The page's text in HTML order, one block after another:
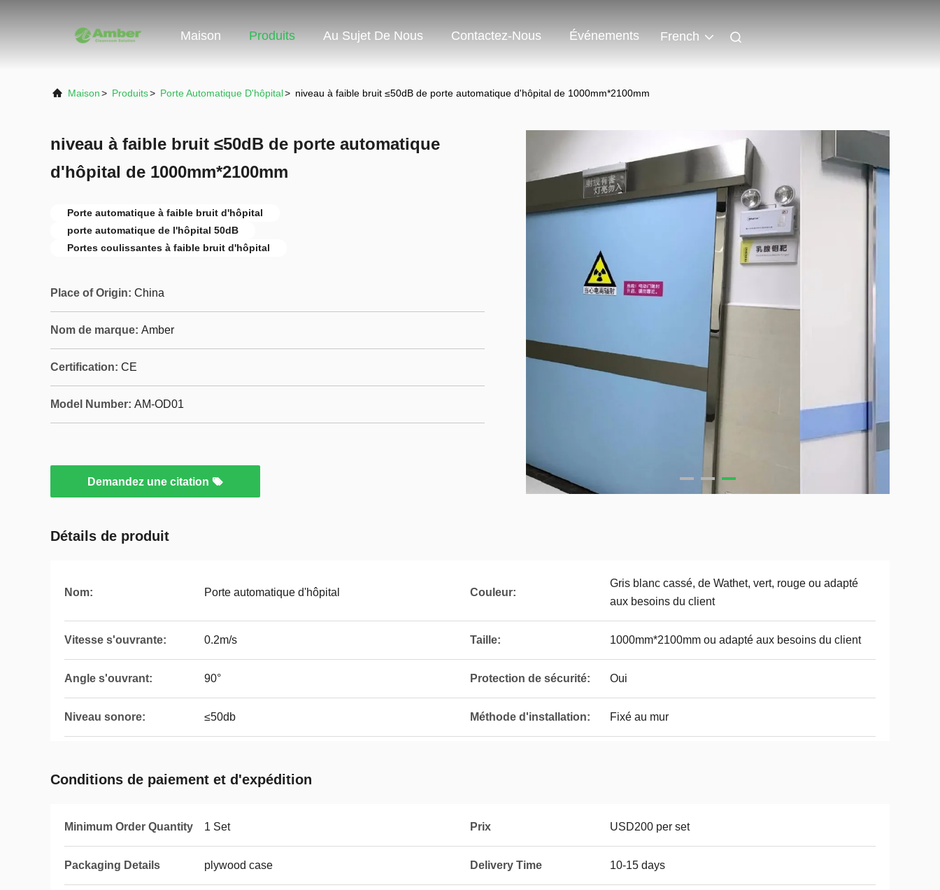
Maison Produits Au Sujet De Nous Contactez-Nous Événements French
Maison> Produits> Porte Automatique D'hôpital> niveau à faible bruit ≤50dB de porte automatique d'hôpital de 1000mm*2100mm
niveau à faible bruit ≤50dB de porte automatique
d'hôpital de 1000mm*2100mm
Porte automatique à faible bruit d'hôpital
porte automatique de l'hôpital 50dB
Portes coulissantes à faible bruit d'hôpital
Place of Origin: China
Nom de marque: Amber
Certification: CE
Model Number: AM-OD01
Demandez une citation
Détails de produit
Nom: Porte automatique d'hôpital Couleur:
Gris blanc cassé, de Wathet, vert, rouge ou adapté
aux besoins du client
Vitesse s'ouvrante: 0.2m/s Taille: 1000mm*2100mm ou adapté aux besoins du client
Angle s'ouvrant: 90° Protection de sécurité: Oui
Niveau sonore: ≤50db Méthode d'installation: Fixé au mur
Conditions de paiement et d'expédition
Minimum Order Quantity 1 Set Prix USD200 per set
Packaging Details plywood case Delivery Time 10-15 days